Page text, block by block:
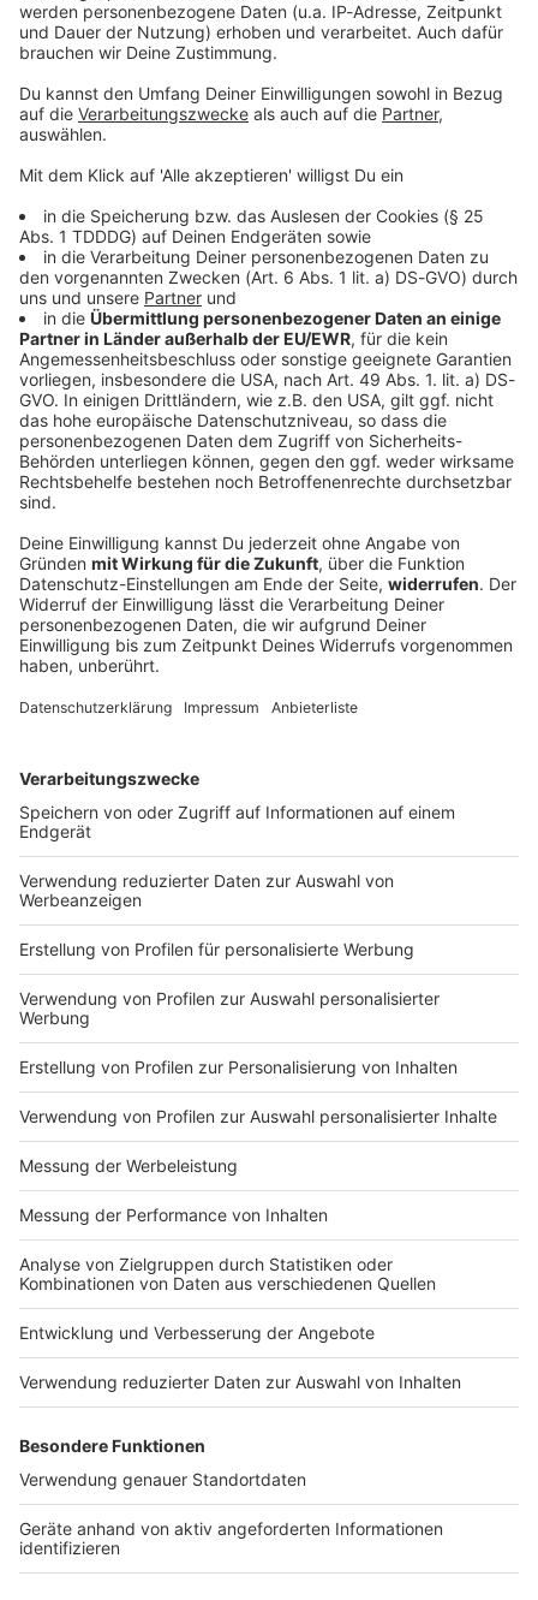
Sprachnachricht
DAS KÖNNTE DICH AUCH INTERESSIEREN
Bayern
1860 nach Enttäuschung bei Heimpremiere:
«Brauchen Geduld»
Trotz starker Fan-Unterstützung verpasst 1860
beeindruckt. Trainer und Spieler finden mildernde
DEINE GEMERKTEN ARTIKEL
Du hast dir noch keine Artikel gemerkt
Impressum
Nutzungsbedingungen
Jobs
Presse
Werben
Archiv
ANTENNE BAYERN GROUP
Stiftung ANTENNE BAYERN
hilft
Kontakt
Studio-Hotline
Verkehrs-Hotline
Newsletter